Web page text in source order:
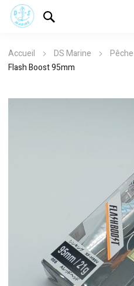
Accueil DS Marine Pêche
Flash Boost 95mm